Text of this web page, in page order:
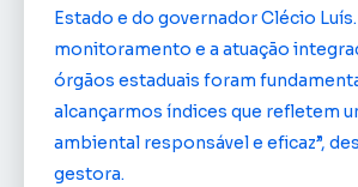
Estado e do governador Clécio
monitoramento e a atuação
órgãos estaduais foram
alcançarmos índices que refletem
ambiental responsável e eficaz”,
gestora.